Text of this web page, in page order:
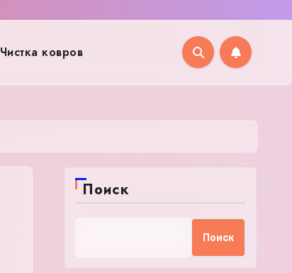
Чистка ковров
Поиск
Поиск